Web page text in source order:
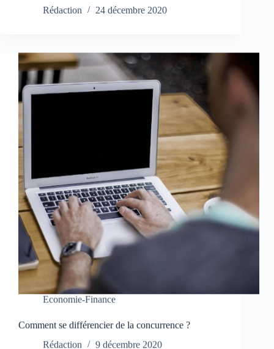
Rédaction
24 décembre 2020
Economie-Finance
Comment se différencier de la concurrence ?
Rédaction
9 décembre 2020